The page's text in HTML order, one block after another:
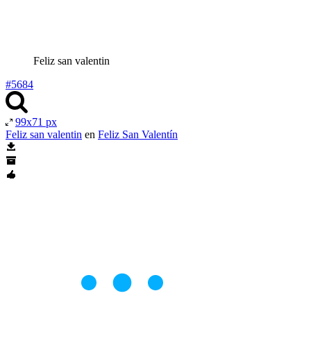
Feliz san valentin
#5684
99x71 px
Feliz san valentin en Feliz San Valentín